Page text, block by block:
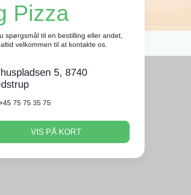
Pizza
spørgsmål til en bestilling eller andet,
velkommen til at kontakte os.
5, 8740
75 75 35 75
VIS PÅ KORT